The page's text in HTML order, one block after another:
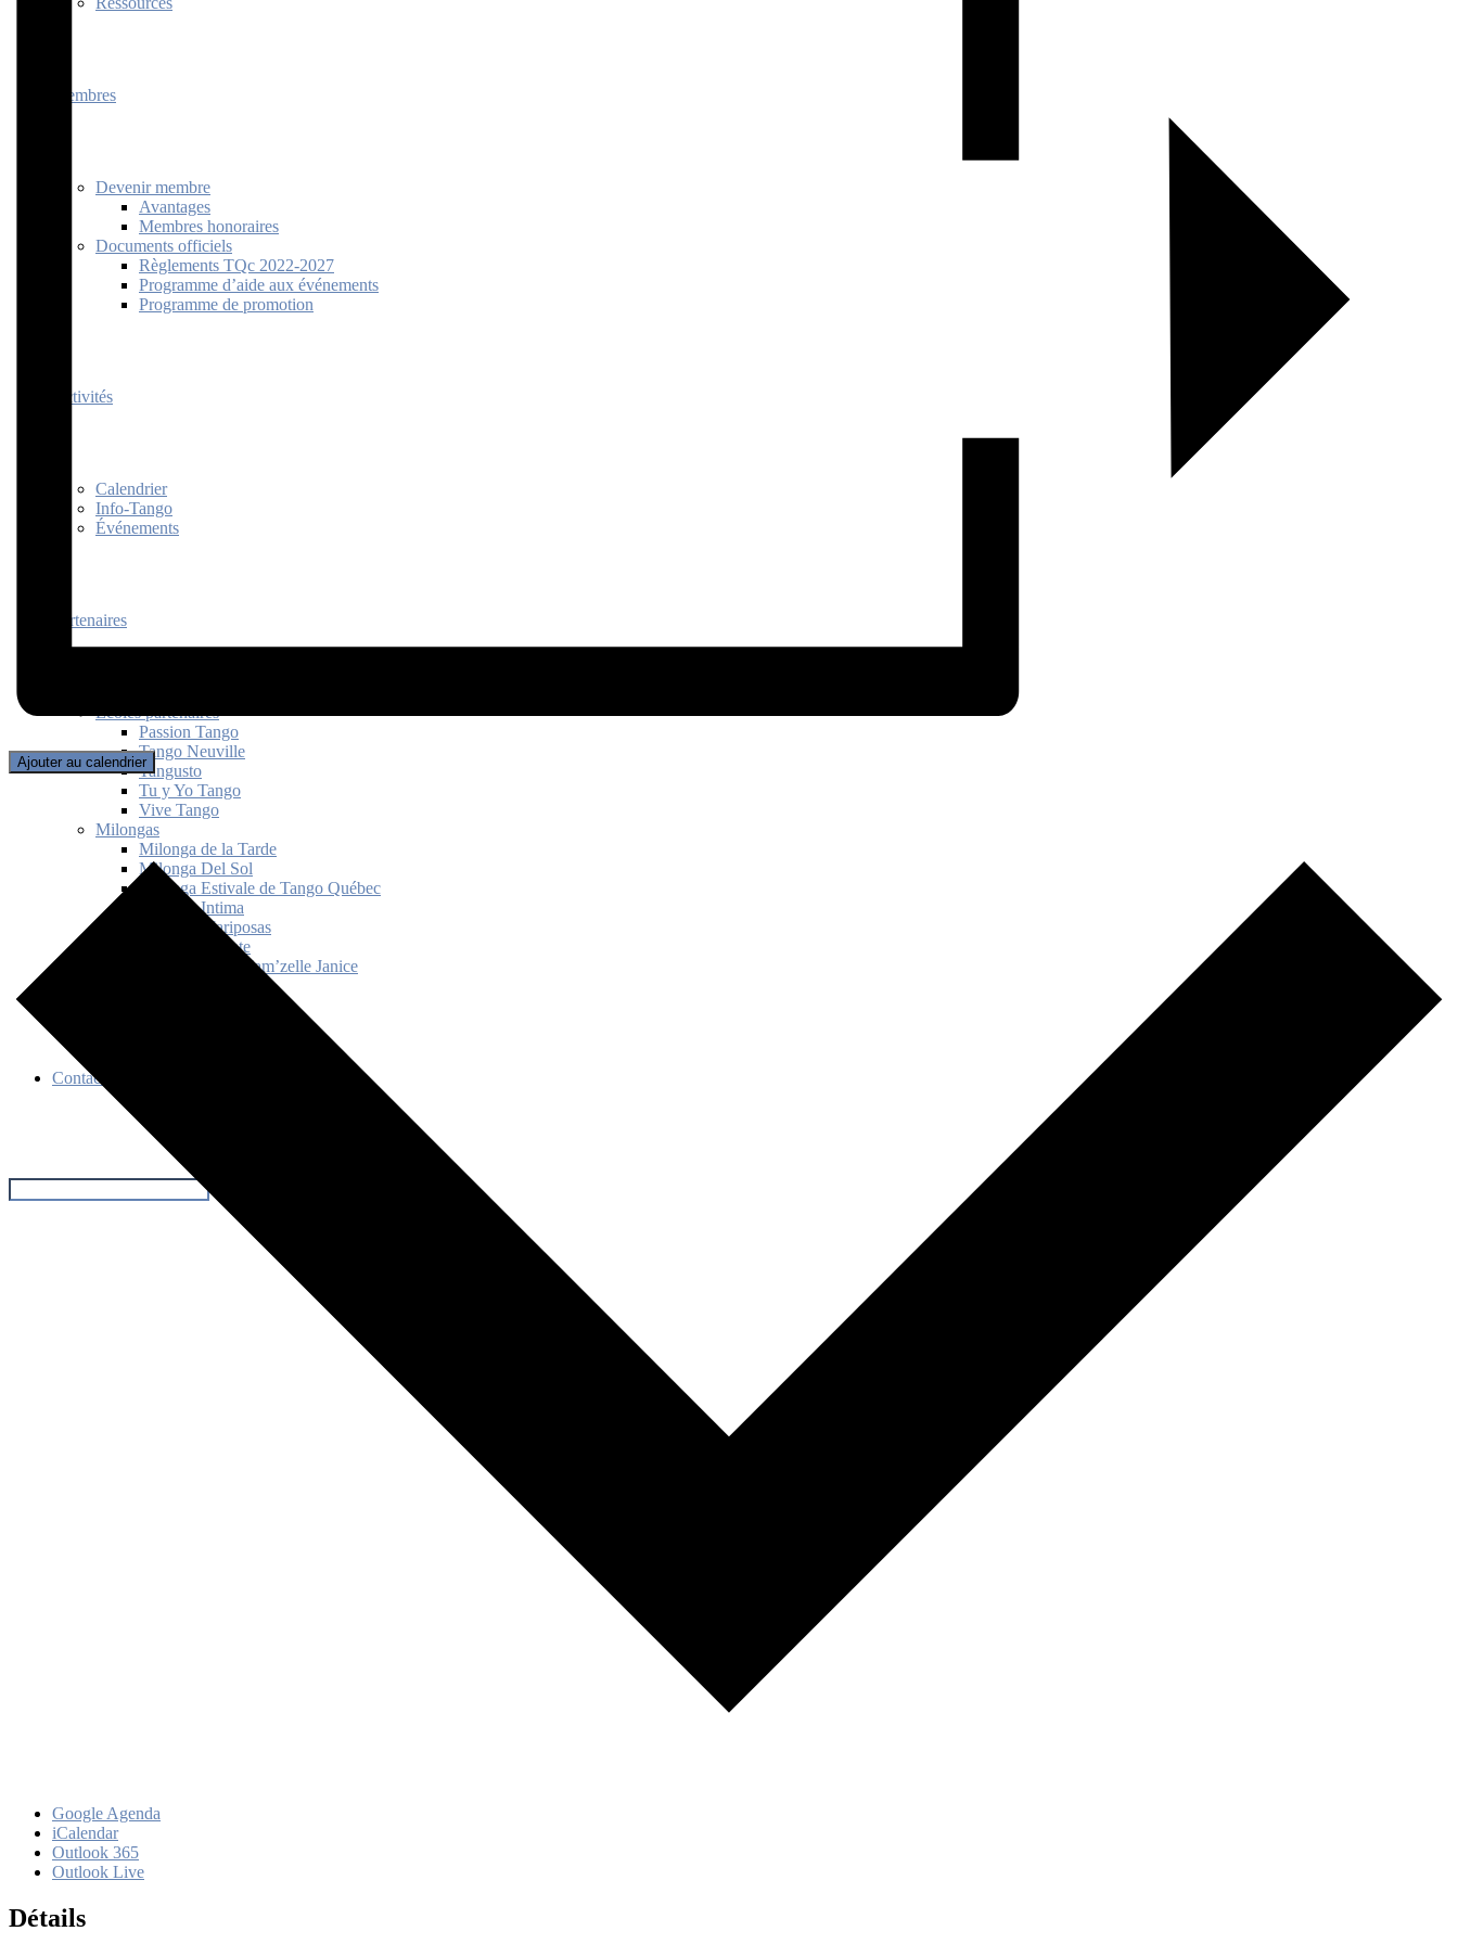
Membres
Devenir membre
Avantages
Membres honoraires
Documents officiels
Règlements TQc 2022-2027
Programme d’aide aux événements
Programme de promotion
Activités
Calendrier
Info-Tango
Événements
Partenaires
Écoles partenaires
Passion Tango
Tango Neuville
Tangusto
Tu y Yo Tango
Vive Tango
Milongas
Milonga de la Tarde
Milonga Del Sol
Milonga Estivale de Tango Québec
Milonga Intima
Milonga Mariposas
Milonga Picante
Milonguita de Mam’zelle Janice
Contact
Ajouter au calendrier
Google Agenda
iCalendar
Outlook 365
Outlook Live
Détails